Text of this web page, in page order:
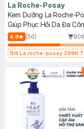
La Roche-Posay
Kem Dưỡng La Roche-
Giúp Phục Hồi Da Đa
Dụng 40ml
4.9 (56)
Bill La roche-posay 399K
(SL có hạn)